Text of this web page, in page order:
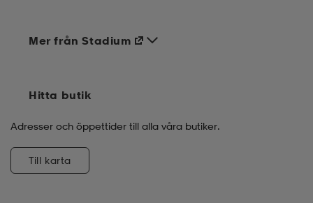
Mer från Stadium
Hitta butik
Adresser och öppettider till alla våra butiker.
Till karta